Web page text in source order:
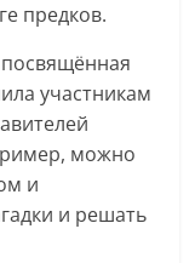
предков.
посвящённая
участникам
можно
и
и решать